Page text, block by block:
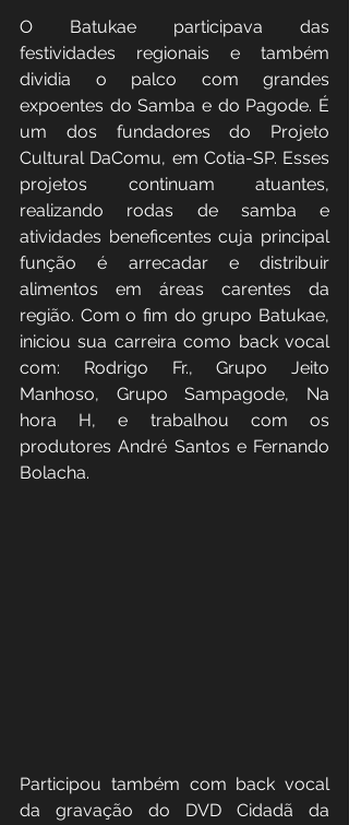
O Batukae participava das
festividades regionais e também
dividia o palco com grandes
expoentes do Samba e do Pagode. É
um dos fundadores do Projeto
Cultural DaComu, em Cotia-SP. Esses
projetos continuam atuantes,
realizando rodas de samba e
atividades beneficentes cuja principal
função é arrecadar e distribuir
alimentos em áreas carentes da
região. Com o fim do grupo Batukae,
iniciou sua carreira como back vocal
com: Rodrigo Fr., Grupo Jeito
Manhoso, Grupo Sampagode, Na
hora H, e trabalhou com os
produtores André Santos e Fernando
Bolacha.
Participou também com back vocal
da gravação do DVD Cidadã da